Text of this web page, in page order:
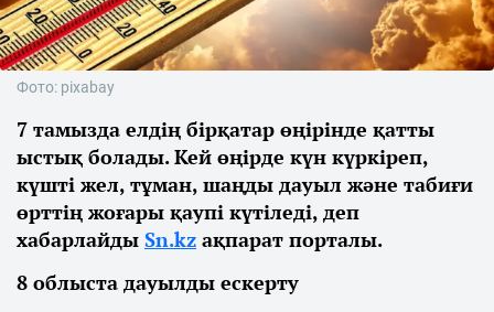
Фото: pixabay
7 тамызда елдің бірқатар өңірінде қатты
ыстық болады. Кей өңірде күн күркіреп,
күшті жел, тұман, шаңды дауыл және табиғи
өрттің жоғары қаупі күтіледі, деп
хабарлайды Sn.kz ақпарат порталы.
8 облыста дауылды ескерту